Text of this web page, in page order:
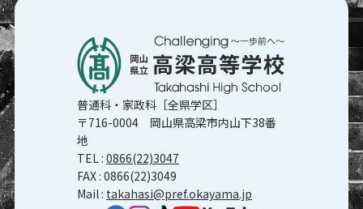
普通科・家政科［全県学区］
〒716-0004 岡山県高梁市内山下38番
地
TEL : 0866(22)3047
FAX : 0866(22)3049
Mail : takahasi@pref.okayama.jp